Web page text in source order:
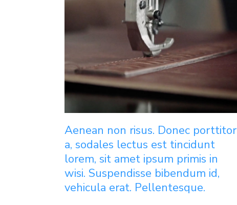
Aenean non risus. Donec porttitor
a, sodales lectus est tincidunt
lorem, sit amet ipsum primis in
wisi. Suspendisse bibendum id,
vehicula erat. Pellentesque.